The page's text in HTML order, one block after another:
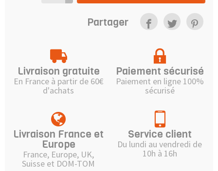
Partager
Livraison gratuite
En France à partir de 60€
d'achats
Paiement sécurisé
Paiement en ligne 100%
sécurisé
Livraison France et
Europe
France, Europe, UK,
Suisse et DOM-TOM
Service client
Du lundi au vendredi de
10h à 16h